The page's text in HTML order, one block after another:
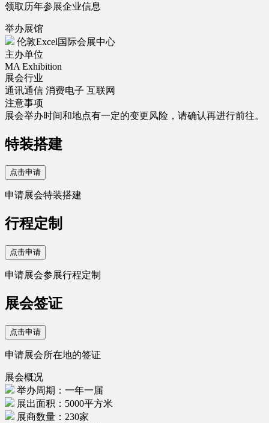
领取历年参展企业信息
举办展馆
伦敦Excel国际会展中心
主办单位
MA Exhibition
展会行业
通讯通信 消费电子 互联网
注意事项
展会举办时间和地点有一定的变更风险，请确认再进行前往。
特装搭建
点击申请
申请展会特装搭建
行程定制
点击申请
申请展会参展行程定制
展会签证
点击申请
申请展会所在地的签证
展会概况
举办周期：一年一届
展出面积：5000平方米
展商数量：230家